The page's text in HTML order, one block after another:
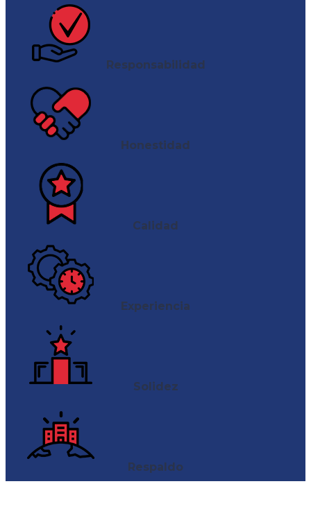
Responsabilidad
Honestidad
Calidad
Experiencia
Solidez
Respaldo